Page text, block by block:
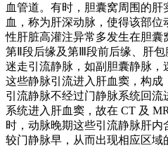
血管道。有时，胆囊窝周围的
血，称为肝深动脉，使得该部
性肝脏高灌注异常多发生在胆囊
第Ⅱ段后缘及第Ⅲ段前后缘、肝
迷走引流静脉，如副胆囊静脉，
这些静脉引流进入肝血窦，构
引流静脉不经过门静脉系统回
系统进入肝血窦，故在 CT 及
时，动脉晚期这些引流静脉肝
较门静脉早，从而出现相应区域